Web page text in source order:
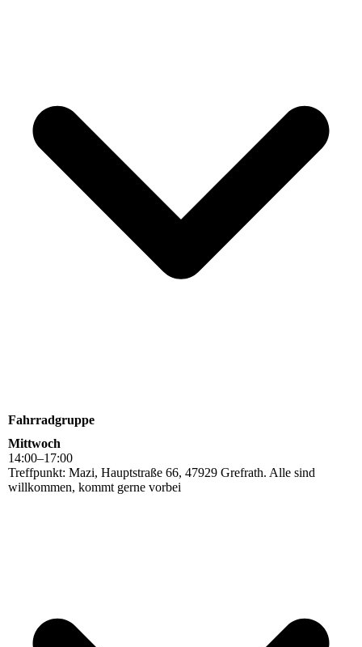
Fahrradgruppe
Mittwoch
14:00–17:00
Treffpunkt: Mazi, Hauptstraße 66, 47929 Grefrath. Alle sind
willkommen, kommt gerne vorbei